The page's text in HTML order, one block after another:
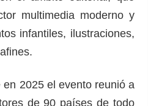
multimedia moderno y
infantiles, ilustraciones,
2025 el evento reunió a
de 90 países de todo